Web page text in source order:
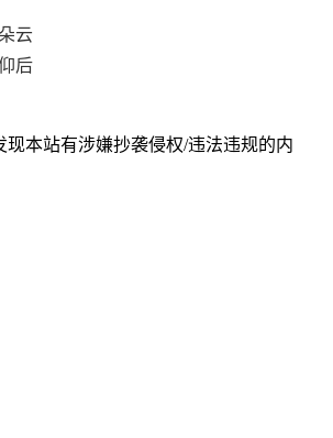
云
后
本站有涉嫌抄袭侵权/违法违规的内